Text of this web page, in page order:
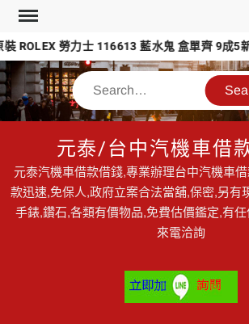
Skip
content
ROLEX 勞力士 116613 藍水鬼 盒單齊 9成5
Search
元泰/台中汽機車借
元泰汽機車借款借錢,專業辦理台中汽機車
款迅速,免保人,政府立案合法當舖,保密,另有
手錶,鑽石,各類有價物品,免費估價鑑定,有
來電洽詢